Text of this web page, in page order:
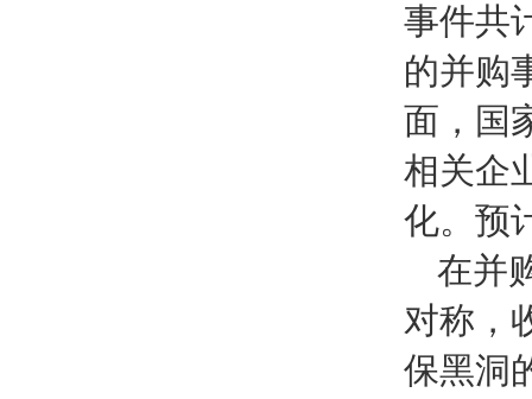
事件共
的并购
面，国
相关企
化。预
在并
对称，
保黑洞